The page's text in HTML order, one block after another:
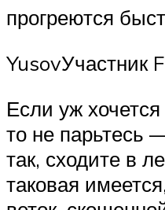
прогреются
YusovУчастник
Если уж
то не парьтесь
так, сходите в
таковая